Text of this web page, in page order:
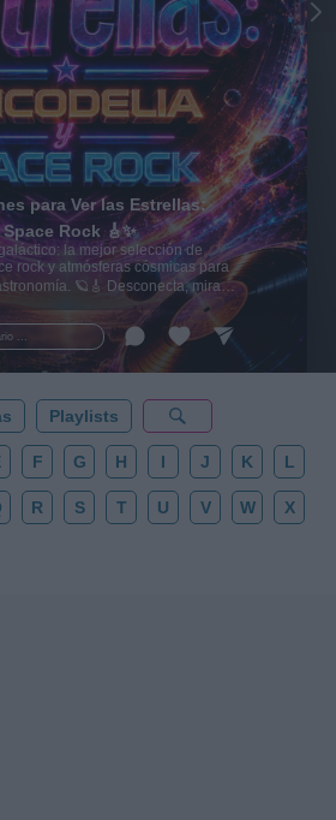
...
para Ver las Estrellas:
Rock 🎸✨
la mejor selección de
rock y atmósferas cósmicas para
🪐🎸 Desconecta, mira
siente la gravedad cero. 💾 ¡Guarda
tu próxima noche estrellada!
Playlists
F G H I J K L
R S T U V W X